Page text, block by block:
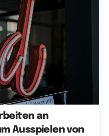
an
Ausspielen von